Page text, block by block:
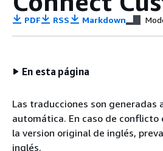
PDF RSS Markdown
En esta página
Las traducciones son generadas
automática. En caso de
la version original de inglés,
inglés.